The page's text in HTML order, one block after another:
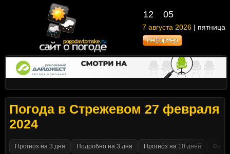
12 05
7 августа 2026 | пятница
Погода в Стрежевом 27 февраля
2024
Прогноз на 3 дня Подробно на 3 дня Прогноз на 10 дней